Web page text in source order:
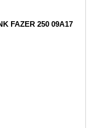
FAZER 250 09A17